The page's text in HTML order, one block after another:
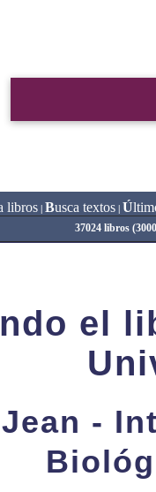
libros| Busca textos| Ú
37024 libros
el
-